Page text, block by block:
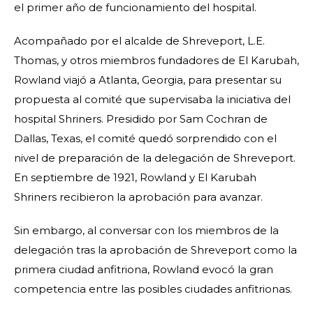
el primer año de funcionamiento del hospital.
Acompañado por el alcalde de Shreveport, L.E.
Thomas, y otros miembros fundadores de El Karubah,
Rowland viajó a Atlanta, Georgia, para presentar su
propuesta al comité que supervisaba la iniciativa del
hospital Shriners. Presidido por Sam Cochran de
Dallas, Texas, el comité quedó sorprendido con el
nivel de preparación de la delegación de Shreveport.
En septiembre de 1921, Rowland y El Karubah
Shriners recibieron la aprobación para avanzar.
Sin embargo, al conversar con los miembros de la
delegación tras la aprobación de Shreveport como la
primera ciudad anfitriona, Rowland evocó la gran
competencia entre las posibles ciudades anfitrionas.